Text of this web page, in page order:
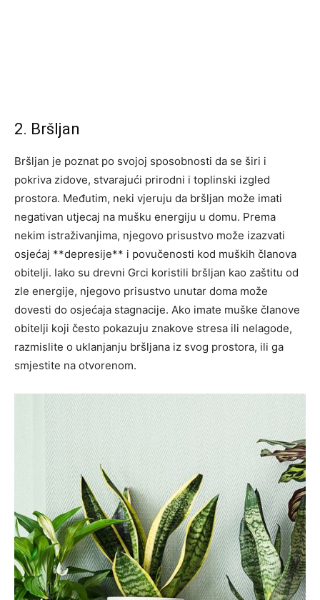
2. Bršljan
Bršljan je poznat po svojoj sposobnosti da se širi i
pokriva zidove, stvarajući prirodni i toplinski izgled
prostora. Međutim, neki vjeruju da bršljan može imati
negativan utjecaj na mušku energiju u domu. Prema
nekim istraživanjima, njegovo prisustvo može izazvati
osjećaj **depresije** i povučenosti kod muških članova
obitelji. Iako su drevni Grci koristili bršljan kao zaštitu od
zle energije, njegovo prisustvo unutar doma može
dovesti do osjećaja stagnacije. Ako imate muške članove
obitelji koji često pokazuju znakove stresa ili nelagode,
razmislite o uklanjanju bršljana iz svog prostora, ili ga
smjestite na otvorenom.